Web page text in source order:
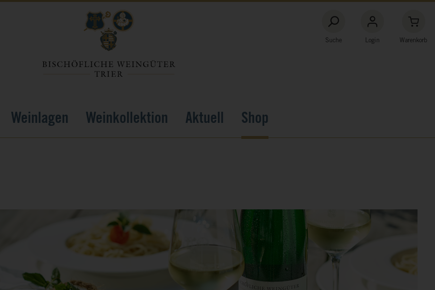
Suche Login Warenkorb
Weinlagen Weinkollektion Aktuell Shop